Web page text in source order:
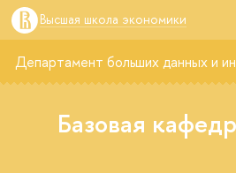
Высшая школа экономики
Департамент больших данных и
Базовая